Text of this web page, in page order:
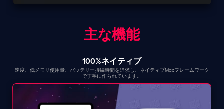
主な機能
100%ネイティブ
速度、低メモリ使用量、バッテリー持続時間を追求し、ネイティブMacフレームワーク
で丁寧に作られています。